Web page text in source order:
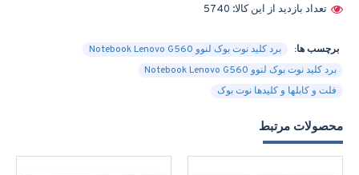
تعداد بازدید از این کالا: 5740
برچسب ها:
برد کلید نوت بوک لنوو Notebook Lenovo G560
برد کلید نوت بوک لنوو Notebook Lenovo G560
فلت و کابلها و کلیدها نوت بوک
محصولات مرتبط